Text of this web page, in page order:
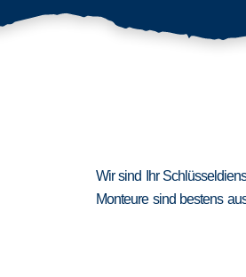
Wir sind Ihr
Monteure sind bestens